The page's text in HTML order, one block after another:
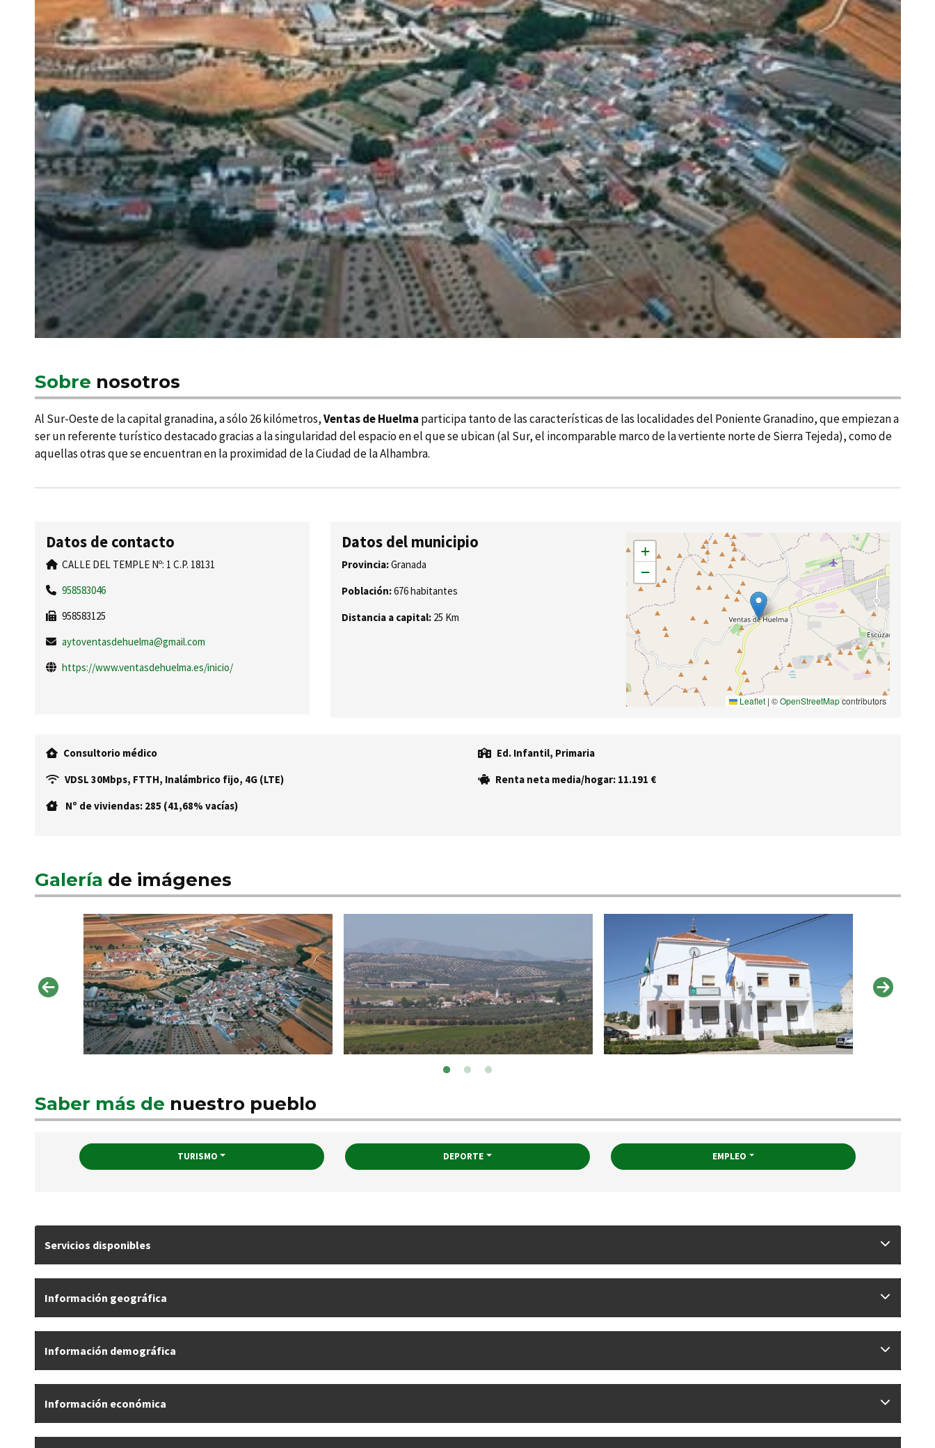
Sobre nosotros
Al Sur-Oeste de la capital granadina, a sólo 26 kilómetros,Ventas de Huelma participa tanto de las caracterí­sticas de las localidades del Poniente Granadino, que empiezan a
ser un referente turí­stico destacado gracias a la singularidad del espacio en el que se ubican (al Sur, el incomparable marco de la vertiente norte de Sierra Tejeda), como de
aquellas otras que se encuentran en la proximidad de la Ciudad de la Alhambra.
Datos de contacto
CALLE DEL TEMPLE Nº: 1 C.P. 18131
958583046
958583125
aytoventasdehuelma@gmail.com
https://www.ventasdehuelma.es/inicio/
Datos del municipio
Provincia:Granada
Población:676 habitantes
Distancia a capital: 25 Km
+
−
Leaflet | ©OpenStreetMapcontributors
Consultorio médico
Ed. Infantil, Primaria
VDSL 30Mbps, FTTH, Inalámbrico fijo, 4G (LTE)
Renta neta media/hogar: 11.191 €
Nº de viviendas: 285 (41,68% vacías)
Galería de imágenes
Saber más de nuestro pueblo
TURISMO DEPORTE EMPLEO
Servicios disponibles
Información geográfica
Información demográfica
Información económica